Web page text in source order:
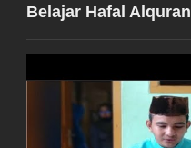
Belajar Hafal Alquran